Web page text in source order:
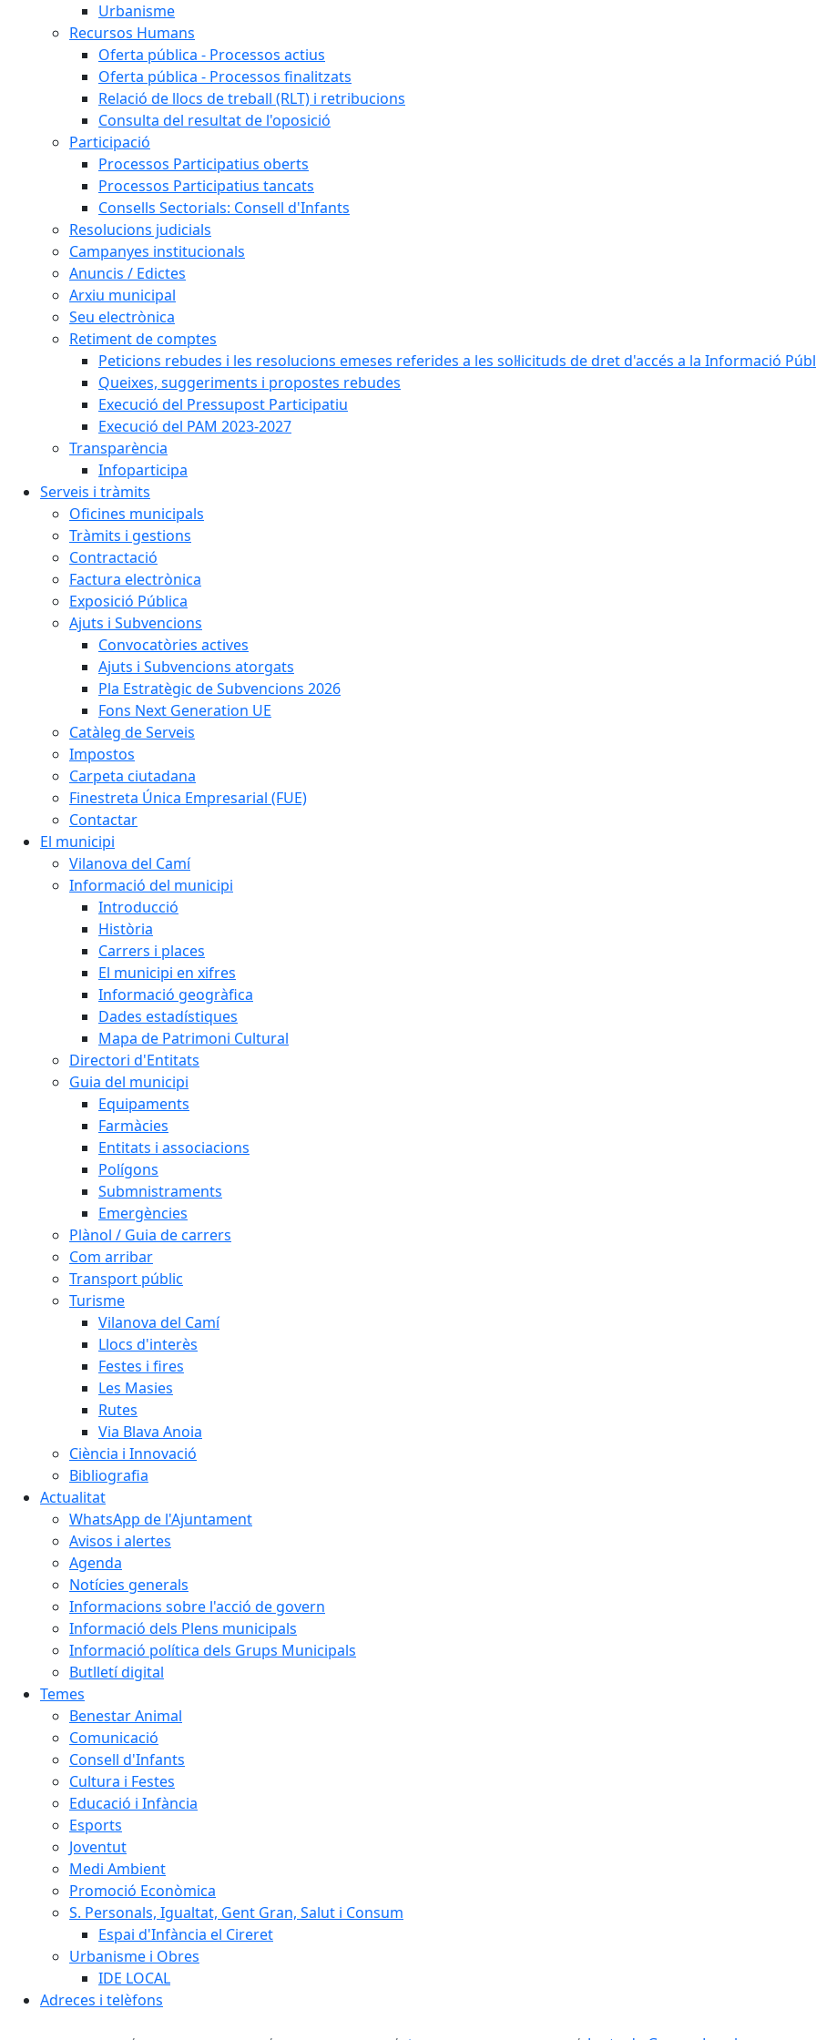
Urbanisme
Recursos Humans
Oferta pública - Processos actius
Oferta pública - Processos finalitzats
Relació de llocs de treball (RLT) i retribucions
Consulta del resultat de l'oposició
Participació
Processos Participatius oberts
Processos Participatius tancats
Consells Sectorials: Consell d'Infants
Resolucions judicials
Campanyes institucionals
Anuncis / Edictes
Arxiu municipal
Seu electrònica
Retiment de comptes
Peticions rebudes i les resolucions emeses referides a les sol·licituds de dret d'accés a la Informació
Queixes, suggeriments i propostes rebudes
Execució del Pressupost Participatiu
Execució del PAM 2023-2027
Transparència
Infoparticipa
Serveis i tràmits
Oficines municipals
Tràmits i gestions
Contractació
Factura electrònica
Exposició Pública
Ajuts i Subvencions
Convocatòries actives
Ajuts i Subvencions atorgats
Pla Estratègic de Subvencions 2026
Fons Next Generation UE
Catàleg de Serveis
Impostos
Carpeta ciutadana
Finestreta Única Empresarial (FUE)
Contactar
El municipi
Vilanova del Camí
Informació del municipi
Introducció
Història
Carrers i places
El municipi en xifres
Informació geogràfica
Dades estadístiques
Mapa de Patrimoni Cultural
Directori d'Entitats
Guia del municipi
Equipaments
Farmàcies
Entitats i associacions
Polígons
Submnistraments
Emergències
Plànol / Guia de carrers
Com arribar
Transport públic
Turisme
Vilanova del Camí
Llocs d'interès
Festes i fires
Les Masies
Rutes
Via Blava Anoia
Ciència i Innovació
Bibliografia
Actualitat
WhatsApp de l'Ajuntament
Avisos i alertes
Agenda
Notícies generals
Informacions sobre l'acció de govern
Informació dels Plens municipals
Informació política dels Grups Municipals
Butlletí digital
Temes
Benestar Animal
Comunicació
Consell d'Infants
Cultura i Festes
Educació i Infància
Esports
Joventut
Medi Ambient
Promoció Econòmica
S. Personals, Igualtat, Gent Gran, Salut i Consum
Espai d'Infància el Cireret
Urbanisme i Obres
IDE LOCAL
Adreces i telèfons